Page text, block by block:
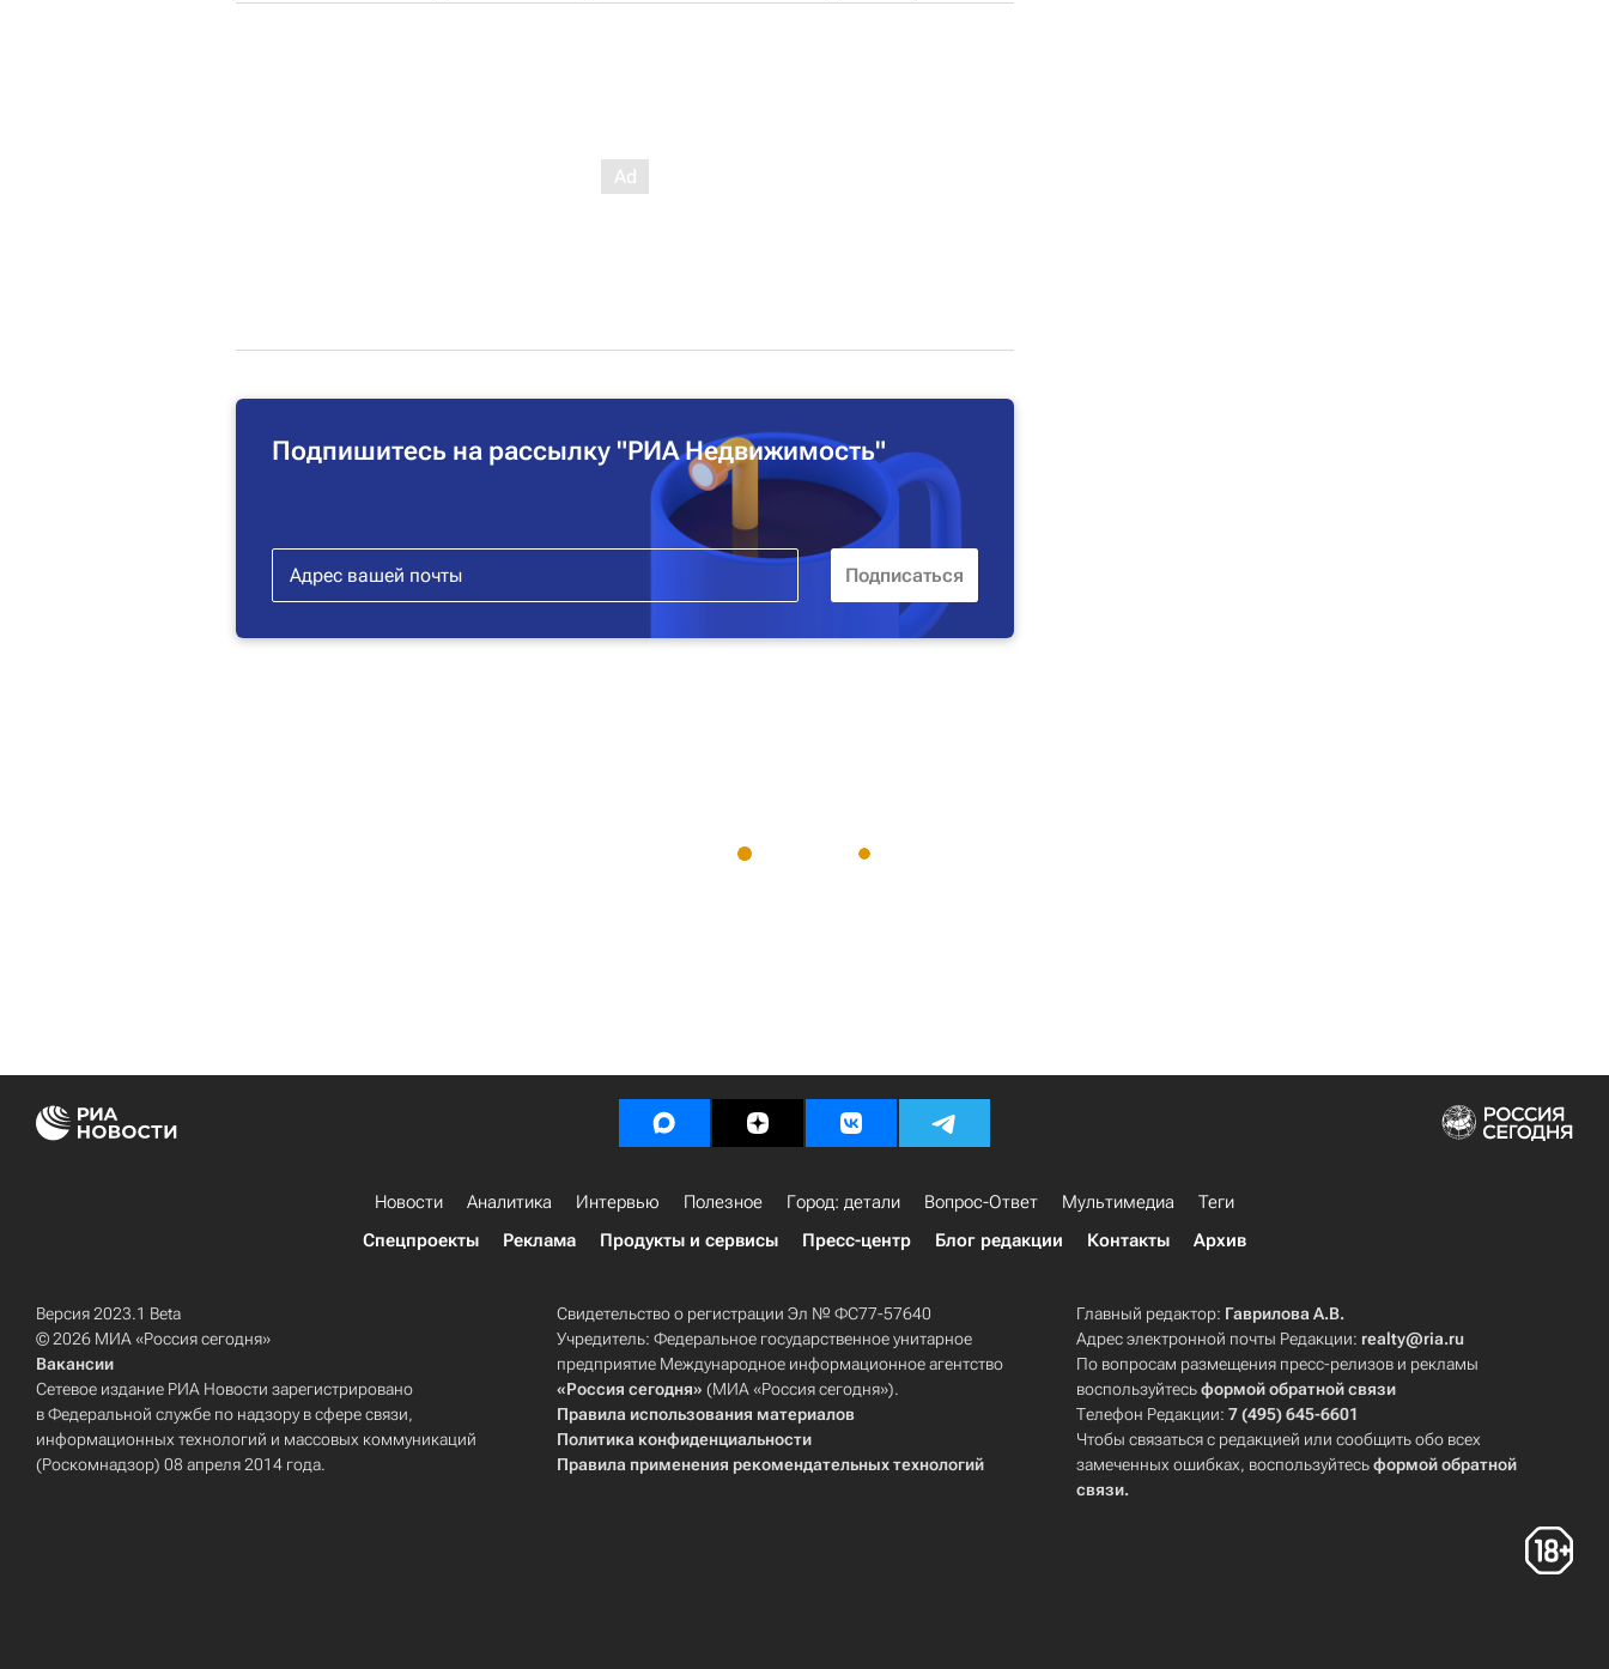
Подпишитесь на рассылку "РИА Недвижимость"
Новости Аналитика Интервью Полезное Город: детали Вопрос-Ответ Мультимедиа
Теги
Спецпроекты
Реклама Продукты и сервисы Пресс-центр Блог редакции Контакты Архив
Версия 2023.1 Beta
© 2026 МИА «Россия сегодня»
Вакансии
Сетевое издание РИА Новости зарегистрировано
в Федеральной службе по надзору в сфере связи,
информационных технологий и массовых коммуникаций
(Роскомнадзор) 08 апреля 2014 года.
Свидетельство о регистрации Эл № ФС77-57640
Учредитель: Федеральное государственное унитарное
предприятие Международное информационное агентство
«Россия сегодня» (МИА «Россия сегодня»).
Правила использования материалов
Политика конфиденциальности
Правила применения рекомендательных технологий
Главный редактор: Гаврилова А.В.
Адрес электронной почты Редакции: realty@ria.ru
По вопросам размещения пресс-релизов и рекламы
воспользуйтесьформой обратной связи
Телефон Редакции:7 (495) 645-6601
Чтобы связаться с редакцией или сообщить обо всех
замеченных ошибках, воспользуйтесьформой обратной
связи.